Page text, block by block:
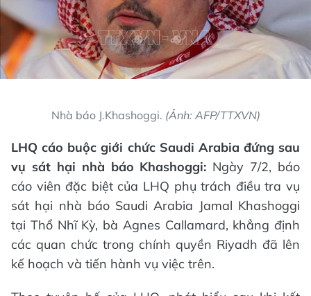
Nhà báo J.Khashoggi. (Ảnh: AFP/TTXVN)
LHQ cáo buộc giới chức Saudi Arabia đứng sau
vụ sát hại nhà báo Khashoggi: Ngày 7/2, báo
cáo viên đặc biệt của LHQ phụ trách điều tra vụ
sát hại nhà báo Saudi Arabia Jamal Khashoggi
tại Thổ Nhĩ Kỳ, bà Agnes Callamard, khẳng định
các quan chức trong chính quyền Riyadh đã lên
kế hoạch và tiến hành vụ việc trên.